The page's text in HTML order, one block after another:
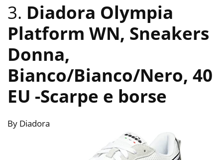
3. Diadora Olympia
Platform WN, Sneakers
Donna,
Bianco/Bianco/Nero, 40
EU -Scarpe e borse
By Diadora